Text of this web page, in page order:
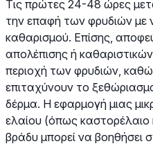
Τις πρώτες 24-48 ώρες
την επαφή των φρυδιών με
καθαρισμού. Επίσης,
απολέπισης ή
περιοχή των φρυδιών,
επιταχύνουν το
δέρμα. Η εφαρμογή μιας
ελαίου (όπως
βράδυ μπορεί να βοηθήσει